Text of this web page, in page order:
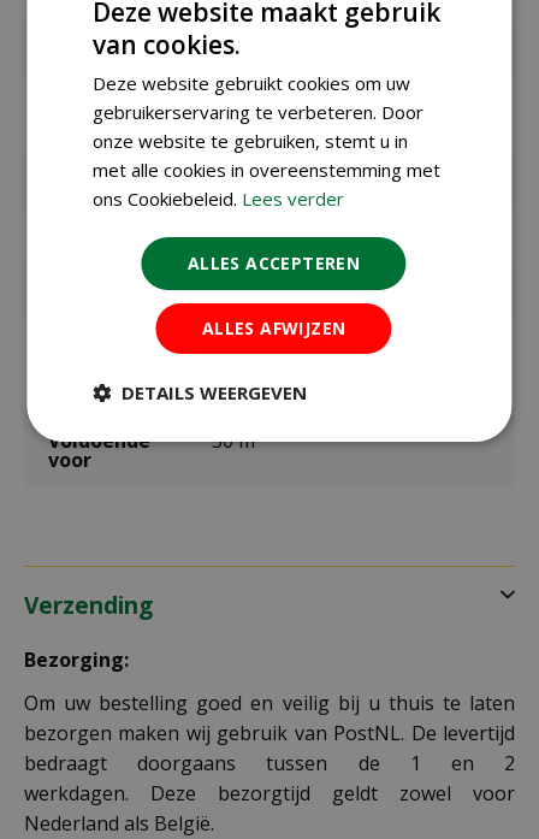
EAN code 5413448127836
leverancier
1003454
Merk DCM
4 kg
Geschikt voor gazon
Toepassingsp
september t/m december, januari t/m mei
Voldoende
voor
50 m²
Verzending
Bezorging:
Om uw bestelling goed en veilig bij u thuis te laten
bezorgen maken wij gebruik van PostNL. De levertijd
bedraagt doorgaans tussen de 1 en 2
werkdagen. Deze bezorgtijd geldt zowel voor
Nederland als België.
Deze website maakt gebruik
van cookies.
Deze website gebruikt cookies om uw
gebruikerservaring te verbeteren. Door
onze website te gebruiken, stemt u in
met alle cookies in overeenstemming met
ons Cookiebeleid. Lees verder
ALLES ACCEPTEREN
ALLES AFWIJZEN
DETAILS WEERGEVEN